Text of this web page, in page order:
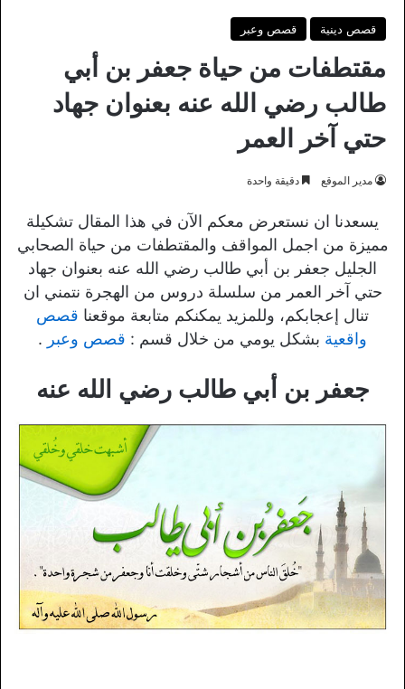
قصص دينية قصص وعبر
مقتطفات من حياة جعفر بن أبي
طالب رضي الله عنه بعنوان جهاد
حتي آخر العمر
مدير الموقع دقيقة واحدة
يسعدنا ان نستعرض معكم الآن في هذا المقال تشكيلة
مميزة من اجمل المواقف والمقتطفات من حياة الصحابي
الجليل جعفر بن أبي طالب رضي الله عنه بعنوان جهاد
حتي آخر العمر من سلسلة دروس من الهجرة نتمني ان
تنال إعجابكم، وللمزيد يمكنكم متابعة موقعنا قصص
واقعية بشكل يومي من خلال قسم : قصص وعبر .
جعفر بن أبي طالب رضي الله عنه